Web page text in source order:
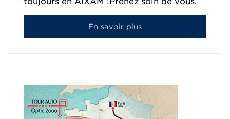
En savoir plus